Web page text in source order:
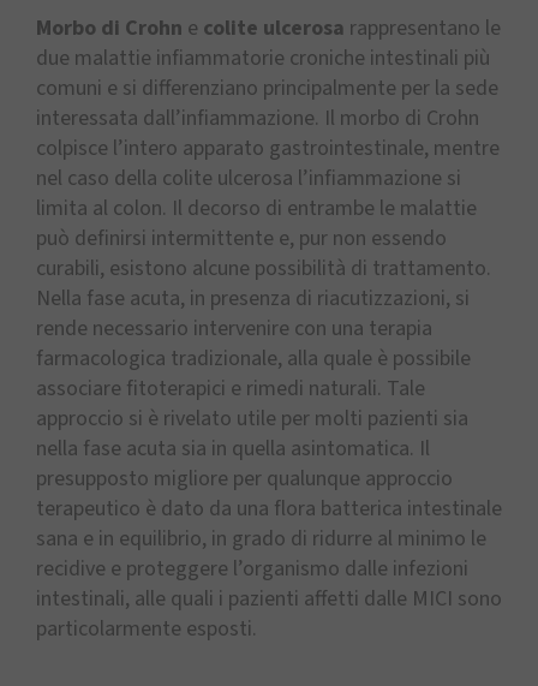
Morbo di Crohn e colite ulcerosa rappresentano le
due malattie infiammatorie croniche intestinali più
comuni e si differenziano principalmente per la sede
interessata dall’infiammazione. Il morbo di Crohn
colpisce l’intero apparato gastrointestinale, mentre
nel caso della colite ulcerosa l’infiammazione si
limita al colon. Il decorso di entrambe le malattie
può definirsi intermittente e, pur non essendo
curabili, esistono alcune possibilità di trattamento.
Nella fase acuta, in presenza di riacutizzazioni, si
rende necessario intervenire con una terapia
farmacologica tradizionale, alla quale è possibile
associare fitoterapici e rimedi naturali. Tale
approccio si è rivelato utile per molti pazienti sia
nella fase acuta sia in quella asintomatica. Il
presupposto migliore per qualunque approccio
terapeutico è dato da una flora batterica intestinale
sana e in equilibrio, in grado di ridurre al minimo le
recidive e proteggere l’organismo dalle infezioni
intestinali, alle quali i pazienti affetti dalle MICI sono
particolarmente esposti.